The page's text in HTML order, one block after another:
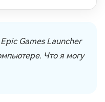
Epic Games Launcher
Что я могу